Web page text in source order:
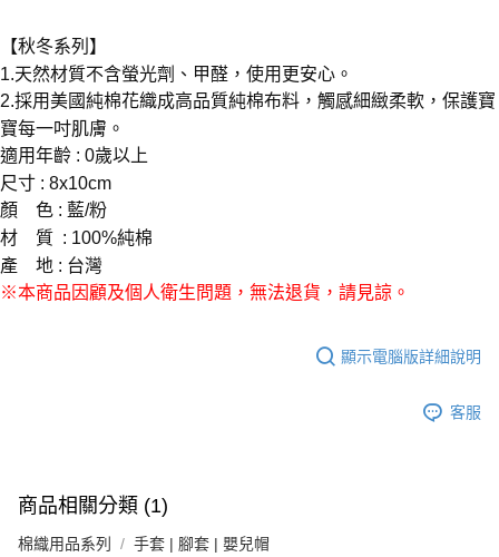
恩沛科技股份有限公司將有權停止該用戶之使用額度並採取法律行動。
【秋冬系列】
1.天然材質不含螢光劑、甲醛，使用更安心。
2.採用美國純棉花織成高品質純棉布料，觸感細緻柔軟，保護寶
寶每一吋肌膚。
適用年齡 : 0歲以上
尺寸 : 8x10cm
顏 色 : 藍/粉
材 質 : 100%純棉
產 地 : 台灣
※本商品因顧及個人衛生問題，無法退貨，請見諒。
顯示電腦版詳細說明
客服
商品相關分類 (1)
棉織用品系列 手套 | 腳套 | 嬰兒帽